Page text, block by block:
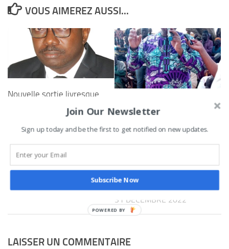
VOUS AIMEREZ AUSSI...
Nouvelle sortie livresque
au Bénin : Mathieu Cossi
AIHUNZOUN sort un essai
qui invite à
l’autonomisation
financière au sein de
l’UEMOA
3 FÉVRIER 2023
la 7ème Circonscription
électorale : Le candidat
BR, Robert Gbian accueilli
de Bembèrèkè ce
vendredi
31 DÉCEMBRE 2022
LAISSER UN COMMENTAIRE
Join Our Newsletter
Sign up today and be the first to get notified on new updates.
Subscribe Now